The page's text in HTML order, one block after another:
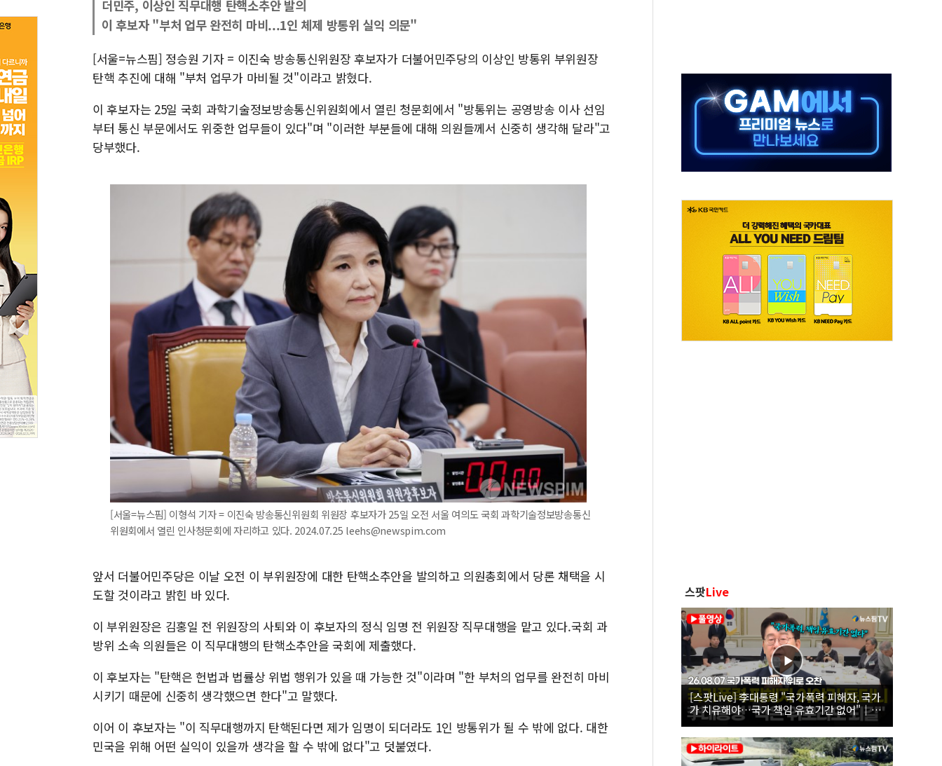
[종합] 美 7월 고용 2만3000명 감소 '쇼크'…9월 금리 인상 기대 후퇴
뉴욕증시 개장 전 특징주...아틀라시안·클라우드플레어·태양광주↑ VS 트레이드데스크·웬디스↓
트럼프 "금리 내려야"…파월 때와 달리 워시엔 톤 낮춰
특정 정치인 측근 포항시 정책특보 내정설...포항시 '시끌'
李 "해남 태양광, 대한민국 다음 100년 밑거름…수도권 집중 완화 전환점"
더민주, 이상인 직무대행 탄핵소추안 발의
이 후보자 "부처 업무 완전히 마비...1인 체제 방통위 실익 의문"
[서울=뉴스핌] 정승원 기자 = 이진숙 방송통신위원장 후보자가 더불어민주당의 이상인 방통위 부위원장
탄핵 추진에 대해 "부처 업무가 마비될 것"이라고 밝혔다.
이 후보자는 25일 국회 과학기술정보방송통신위원회에서 열린 청문회에서 "방통위는 공영방송 이사 선임
부터 통신 부문에서도 위중한 업무들이 있다"며 "이러한 부분들에 대해 의원들께서 신중히 생각해 달라"고
당부했다.
[서울=뉴스핌] 이형석 기자 = 이진숙 방송통신위원회 위원장 후보자가 25일 오전 서울 여의도 국회 과학기술정보방송통신
위원회에서 열린 인사청문회에 자리하고 있다. 2024.07.25 leehs@newspim.com
앞서 더불어민주당은 이날 오전 이 부위원장에 대한 탄핵소추안을 발의하고 의원총회에서 당론 채택을 시
도할 것이라고 밝힌 바 있다.
이 부위원장은 김홍일 전 위원장의 사퇴와 이 후보자의 정식 임명 전 위원장 직무대행을 맡고 있다.국회 과
방위 소속 의원들은 이 직무대행의 탄핵소추안을 국회에 제출했다.
이 후보자는 "탄핵은 헌법과 법률상 위법 행위가 있을 때 가능한 것"이라며 "한 부처의 업무를 완전히 마비
시키기 때문에 신중히 생각했으면 한다"고 말했다.
이어 이 후보자는 "이 직무대행까지 탄핵된다면 제가 임명이 되더라도 1인 방통위가 될 수 밖에 없다. 대한
민국을 위해 어떤 실익이 있을까 생각을 할 수 밖에 없다"고 덧붙였다.
스팟Live
[스팟Live] 李대통령 "국가폭력 피해자, 국가
가 치유해야…국가 책임 유효기간 없어"｜
26.08.07 국가폭력 피해자 위로 오찬